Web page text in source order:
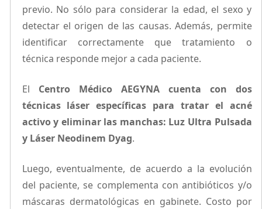
previo. No sólo para considerar la edad, el sexo y
detectar el origen de las causas. Además, permite
identificar correctamente que tratamiento o
técnica responde mejor a cada paciente.
El Centro Médico AEGYNA cuenta con dos
técnicas láser específicas para tratar el acné
activo y eliminar las manchas: Luz Ultra Pulsada
y Láser Neodinem Dyag.
Luego, eventualmente, de acuerdo a la evolución
del paciente, se complementa con antibióticos y/o
máscaras dermatológicas en gabinete. Costo por